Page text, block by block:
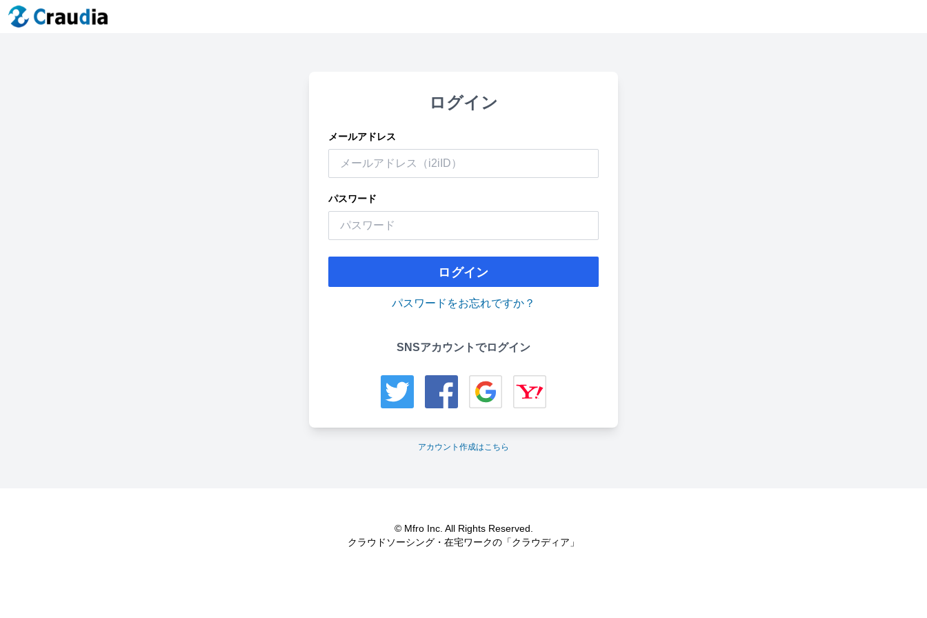
ログイン
メールアドレス
パスワード
ログイン
パスワードをお忘れですか？
SNSアカウントでログイン
アカウント作成はこちら
© Mfro Inc. All Rights Reserved.
クラウドソーシング・在宅ワークの「クラウディア」